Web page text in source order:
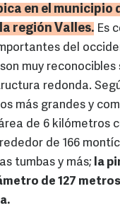
en el municipio
región Valles. Es
del
muy reconocibles
redonda.
más grandes y
de 6 kilómetros
de 166
tumbas y más; la
de 127 metros